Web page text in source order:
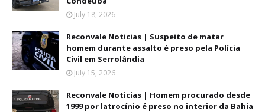
July 18, 2026
Reconvale Noticias | Suspeito de matar
homem durante assalto é preso pela Polícia
Civil em Serrolândia
July 15, 2026
Reconvale Noticias | Homem procurado desde
1999 por latrocínio é preso no interior da Bahia